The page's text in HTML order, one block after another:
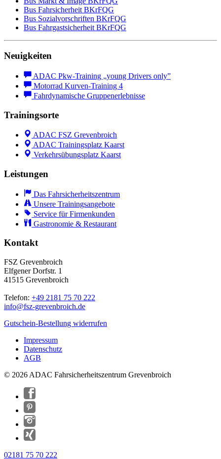
Bus Fahrsicherheit BKrFQG
Bus Sozialvorschriften BKrFQG
Bus Fahrgastsicherheit BKrFQG
Neuigkeiten
ADAC Pkw-Training „young Drivers only”
Motorrad Kurven-Training 4
Fahrdynamische Gruppenerlebnisse
Trainingsorte
ADAC FSZ Grevenbroich
ADAC Trainingsplatz Kaarst
Verkehrsübungsplatz Kaarst
Leistungen
Das Fahrsicherheitszentrum
Unsere Trainingsangebote
Service für Firmenkunden
Gastronomie & Restaurant
Kontakt
FSZ Grevenbroich
Elfgener Dorfstr. 1
41515 Grevenbroich
Telefon: +49 2181 75 70 222
info@fsz-grevenbroich.de
Gutschein-Bestellung widerrufen
Impressum
Datenschutz
AGB
© 2026 ADAC Fahrsicherheitszentrum Grevenbroich
02181 75 70 222